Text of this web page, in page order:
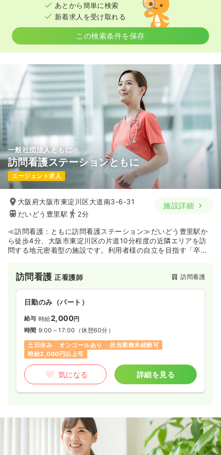
あとから簡単に検索
新着求人を受け取れる
この検索条件を保存
一般社団法人ともに
訪問看護ステーションともに
エージェント求人
大阪府大阪市東淀川区大道南3-6-31
だいどう豊里駅
2分
施設詳細
≪訪問看護：ともに訪問看護ステーション≫だいどう豊里駅か
ら徒歩4分、大阪市東淀川区の片道10分程度の近隣エリアを訪
問する地元密着型の施設です。利用者様の自立を目指す「卒業
務で残業がほぼないため、プライベートの時間をしっかり確保
できます。年齢・学歴・訪問看護の経験は不問で、独り立ちま
で同行してしっかりフォローする体制や研修制度が整っている
ため、未経験やブランクから安心してスタートしたい方にオス
スメです。
訪問看護正看護師 訪問看護
日勤のみ（パート）
給与 時給2,000円
時間 9:00～17:00 （休憩60分）
土日休み
オンコールあり
担当業務未経験可
時給2,000円以上可
気になる 詳細を見る